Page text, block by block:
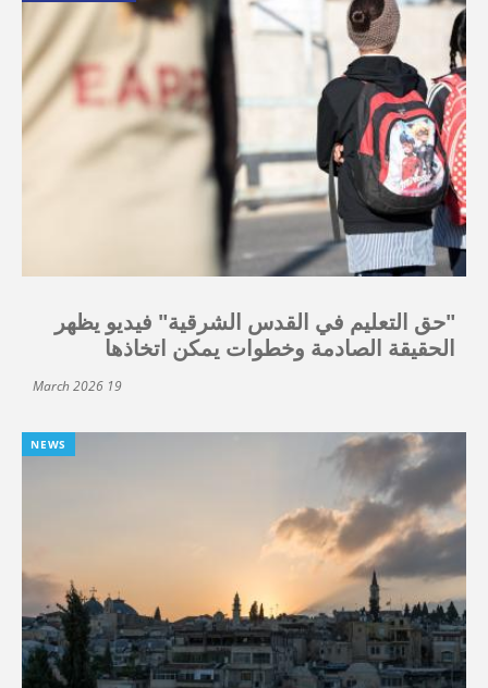
"حق التعليم في القدس الشرقية" فيديو يظهر
الحقيقة الصادمة وخطوات يمكن اتخاذها
19 March 2026
NEWS